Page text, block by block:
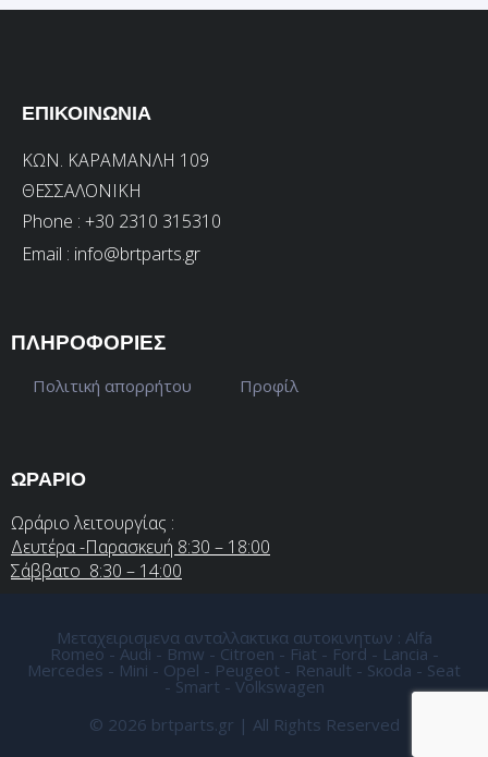
ΕΠΙΚΟΙΝΩΝΙΑ
ΚΩΝ. ΚΑΡΑΜΑΝΛΗ 109
ΘΕΣΣΑΛΟΝΙΚΗ
Phone : +30 2310 315310
Email : info@brtparts.gr
ΠΛΗΡΟΦΟΡΙΕΣ
Πολιτική απορρήτου Προφίλ
ΩΡΑΡΙΟ
Ωράριο λειτουργίας :
Δευτέρα -Παρασκευή 8:30 – 18:00
Σάββατο 8:30 – 14:00
Μεταχειρισμενα ανταλλακτικα αυτοκινητων : Alfa
Romeo - Audi - Bmw - Citroen - Fiat - Ford - Lancia -
Mercedes - Mini - Opel - Peugeot - Renault - Sκoda - Seat
- Smart - Volkswagen
© 2026 brtparts.gr | All Rights Reserved